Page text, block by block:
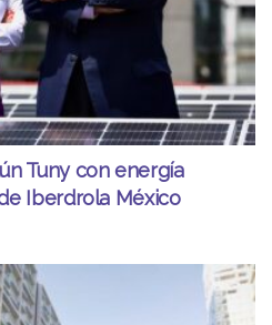
Tuny con energía
Iberdrola México